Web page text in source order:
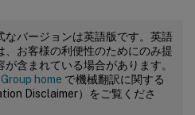
なバージョンは英語版です。英語
、お客様の利便性のためにのみ提
含まれている場合があります。
home で機械翻訳に関する
Disclaimer）をご覧くださ